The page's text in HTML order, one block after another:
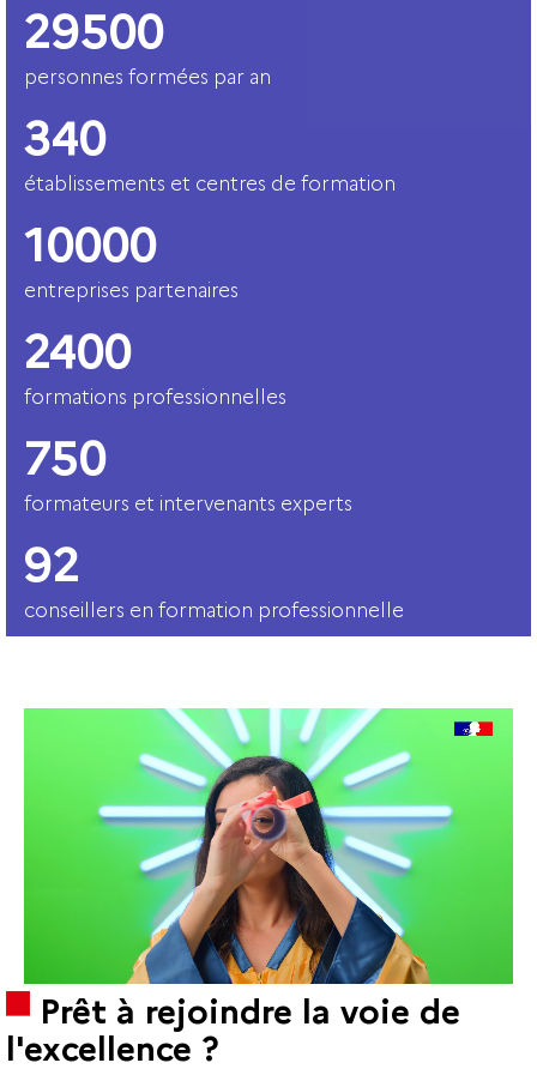
29500
personnes formées par an
340
établissements et centres de formation
10000
entreprises partenaires
2400
formations professionnelles
750
formateurs et intervenants experts
92
conseillers en formation professionnelle
Prêt à rejoindre la voie de
l'excellence ?